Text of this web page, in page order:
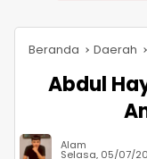
Beranda Daerah
Abdul
Alam
Selasa, 05/07/